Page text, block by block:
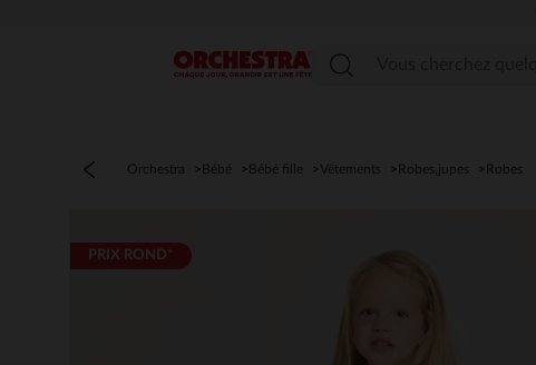
Menu
Orchestra Bébé Bébé fille Vêtements Robes,jupes Robes
PRIX ROND*